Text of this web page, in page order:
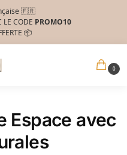
🇫🇷
LE CODE PROMO10
📦
0
Espace avec